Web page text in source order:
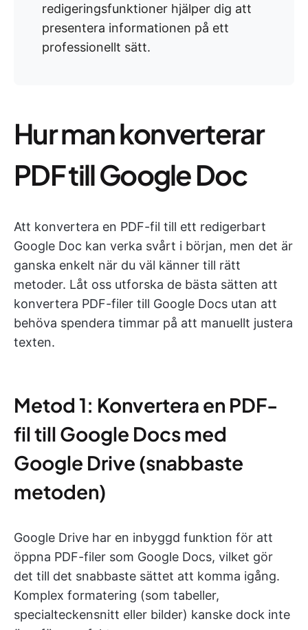
redigeringsfunktioner hjälper dig att
presentera informationen på ett
professionellt sätt.
Hur man konverterar
PDF till Google Doc
Att konvertera en PDF-fil till ett redigerbart
Google Doc kan verka svårt i början, men det är
ganska enkelt när du väl känner till rätt
metoder. Låt oss utforska de bästa sätten att
konvertera PDF-filer till Google Docs utan att
behöva spendera timmar på att manuellt justera
texten.
Metod 1: Konvertera en PDF-
fil till Google Docs med
Google Drive (snabbaste
metoden)
Google Drive har en inbyggd funktion för att
öppna PDF-filer som Google Docs, vilket gör
det till det snabbaste sättet att komma igång.
Komplex formatering (som tabeller,
specialteckensnitt eller bilder) kanske dock inte